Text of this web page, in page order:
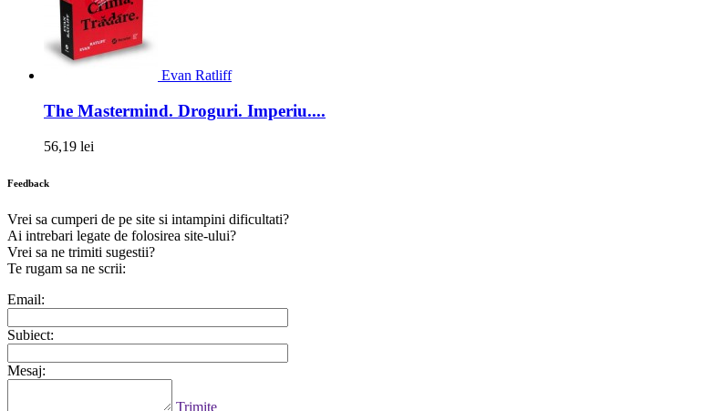
Evan Ratliff
The Mastermind. Droguri. Imperiu....
56,19 lei
Feedback
Vrei sa cumperi de pe site si intampini dificultati?
Ai intrebari legate de folosirea site-ului?
Vrei sa ne trimiti sugestii?
Te rugam sa ne scrii:
Email:
Subiect:
Mesaj:
Trimite